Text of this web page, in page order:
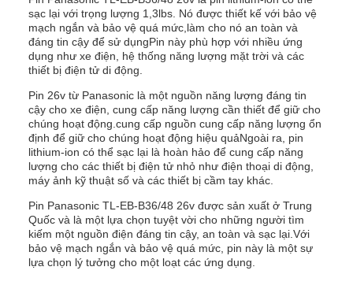
sạc lại với trọng lượng 1,3lbs. Nó được thiết kế với bảo vệ
mạch ngắn và bảo vệ quá mức,làm cho nó an toàn và
đáng tin cậy để sử dụngPin này phù hợp với nhiều ứng
dụng như xe điện, hệ thống năng lượng mặt trời và các
thiết bị điện tử di động.
Pin 26v từ Panasonic là một nguồn năng lượng đáng tin
cậy cho xe điện, cung cấp năng lượng cần thiết để giữ cho
chúng hoạt động.cung cấp nguồn cung cấp năng lượng ổn
định để giữ cho chúng hoạt động hiệu quảNgoài ra, pin
lithium-ion có thể sạc lại là hoàn hảo để cung cấp năng
lượng cho các thiết bị điện tử nhỏ như điện thoại di động,
máy ảnh kỹ thuật số và các thiết bị cầm tay khác.
Pin Panasonic TL-EB-B36/48 26v được sản xuất ở Trung
Quốc và là một lựa chọn tuyệt vời cho những người tìm
kiếm một nguồn điện đáng tin cậy, an toàn và sạc lại.Với
bảo vệ mạch ngắn và bảo vệ quá mức, pin này là một sự
lựa chọn lý tưởng cho một loạt các ứng dụng.